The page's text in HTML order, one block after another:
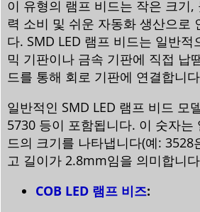
이 유형의 램프 비드는 작은 크기,
력 소비 및 쉬운 자동화 생산으로
다. SMD LED 램프 비드는 일반적
믹 기판이나 금속 기판에 직접 납
드를 통해 회로 기판에 연결합니
일반적인 SMD LED 램프 비드 모
5730 등이 포함됩니다. 이 숫자는
드의 크기를 나타냅니다(예:
고 길이가 2.8mm임을 의미합니
COB LED 램프 비즈: